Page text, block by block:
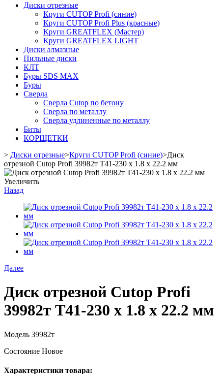
Диски отрезные
Круги CUTOP Profi (синие)
Круги CUTOP Profi Plus (красные)
Круги GREATFLEX (Мастер)
Круги GREATFLEX LIGHT
Диски алмазные
Пильные диски
КЛТ
Буры SDS MAX
Буры
Сверла
Сверла Cutop по бетону
Сверла по металлу
Сверла удлиненные по металлу
Биты
КОРЩЕТКИ
> Диски отрезные>Круги CUTOP Profi (синие)>Диск
отрезной Cutop Profi 39982т Т41-230 х 1.8 х 22.2 мм
Увеличить
Назад
Далее
Диск отрезной Cutop Profi
39982т Т41-230 х 1.8 х 22.2 мм
Модель 39982т
Состояние Новое
Характеристики товара: